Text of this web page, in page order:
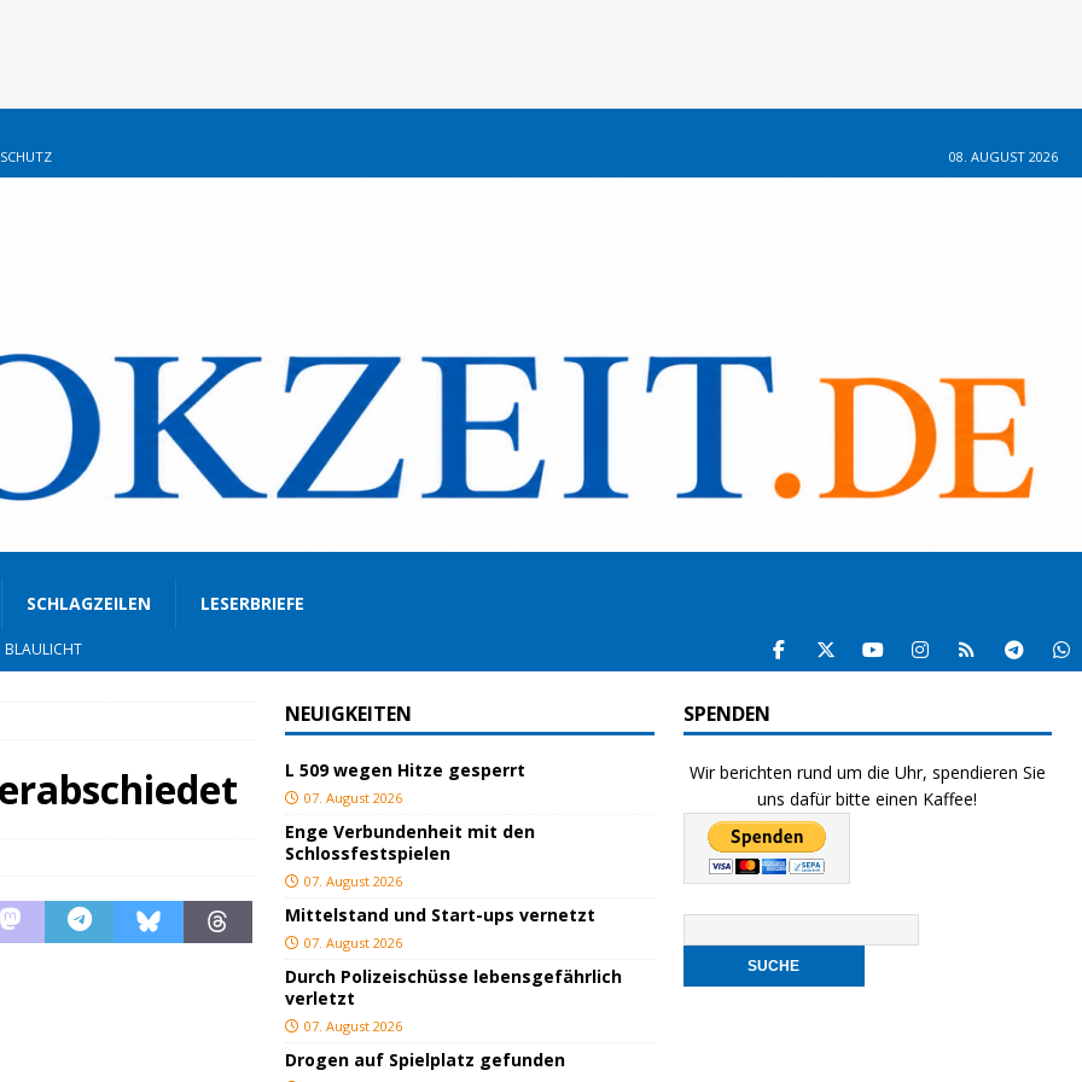
08. AUGUST 2026
SCHLAGZEILEN LESERBRIEFE
BLAULICHT
BLAULICHT
KULTUR
verletzt
NEUIGKEITEN
L 509 wegen Hitze gesperrt
07. August 2026
Enge Verbundenheit mit den
Schlossfestspielen
07. August 2026
Mittelstand und Start-ups vernetzt
07. August 2026
Durch Polizeischüsse lebensgefährlich
verletzt
07. August 2026
Drogen auf Spielplatz gefunden
SPENDEN
Wir berichten rund um die Uhr, spendieren Sie
uns dafür bitte einen Kaffee!